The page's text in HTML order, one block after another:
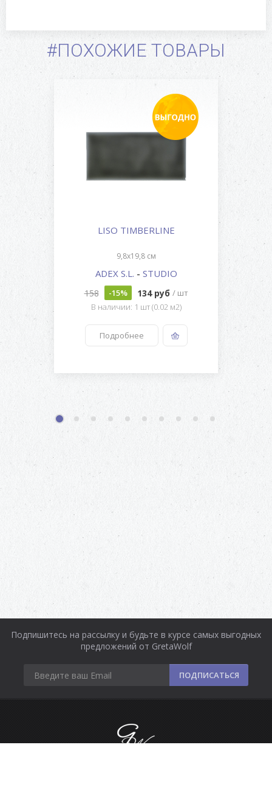
#ПОХОЖИЕ ТОВАРЫ
LISO TIMBERLINE
9,8x19,8 см
ADEX S.L. - STUDIO
158 -15% 134 руб / шт
В наличии: 1 шт (0.02 м2)
Подробнее
1 2 3 4 5 6 7 8 9 10
Подпишитесь на рассылку и будьте в курсе самых выгодных
предложений от GretaWolf
ПОДПИСАТЬСЯ